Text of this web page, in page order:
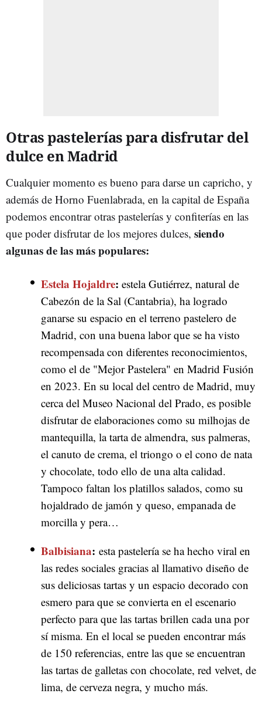
Otras pastelerías para disfrutar del
dulce en Madrid
Cualquier momento es bueno para darse un capricho, y
además de Horno Fuenlabrada, en la capital de España
podemos encontrar otras pastelerías y confiterías en las
que poder disfrutar de los mejores dulces, siendo
algunas de las más populares:
Estela Hojaldre: estela Gutiérrez, natural de
Cabezón de la Sal (Cantabria), ha logrado
ganarse su espacio en el terreno pastelero de
Madrid, con una buena labor que se ha visto
recompensada con diferentes reconocimientos,
como el de "Mejor Pastelera" en Madrid Fusión
en 2023. En su local del centro de Madrid, muy
cerca del Museo Nacional del Prado, es posible
disfrutar de elaboraciones como su milhojas de
mantequilla, la tarta de almendra, sus palmeras,
el canuto de crema, el triongo o el cono de nata
y chocolate, todo ello de una alta calidad.
Tampoco faltan los platillos salados, como su
hojaldrado de jamón y queso, empanada de
morcilla y pera…
Balbisiana: esta pastelería se ha hecho viral en
las redes sociales gracias al llamativo diseño de
sus deliciosas tartas y un espacio decorado con
esmero para que se convierta en el escenario
perfecto para que las tartas brillen cada una por
sí misma. En el local se pueden encontrar más
de 150 referencias, entre las que se encuentran
las tartas de galletas con chocolate, red velvet, de
lima, de cerveza negra, y mucho más.